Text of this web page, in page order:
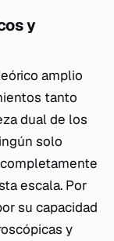
y
amplio
tanto
dual de los
solo
escala. Por
su capacidad
y